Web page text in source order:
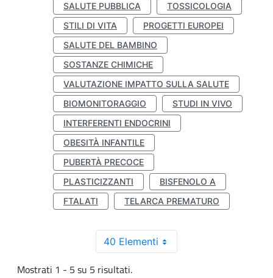
SALUTE PUBBLICA
TOSSICOLOGIA
STILI DI VITA
PROGETTI EUROPEI
SALUTE DEL BAMBINO
SOSTANZE CHIMICHE
VALUTAZIONE IMPATTO SULLA SALUTE
BIOMONITORAGGIO
STUDI IN VIVO
INTERFERENTI ENDOCRINI
OBESITÀ INFANTILE
PUBERTÀ PRECOCE
PLASTICIZZANTI
BISFENOLO A
FTALATI
TELARCA PREMATURO
40 Elementi
Mostrati 1 - 5 su 5 risultati.